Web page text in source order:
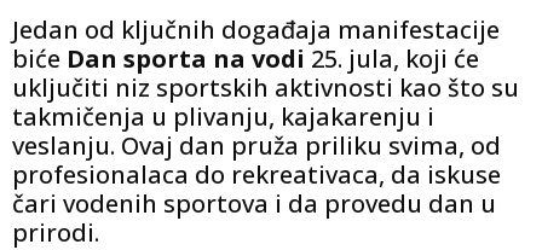
Jedan od ključnih događaja manifestacije
biće Dan sporta na vodi 25. jula, koji će
uključiti niz sportskih aktivnosti kao što su
takmičenja u plivanju, kajakarenju i
veslanju. Ovaj dan pruža priliku svima, od
profesionalaca do rekreativaca, da iskuse
čari vodenih sportova i da provedu dan u
prirodi.